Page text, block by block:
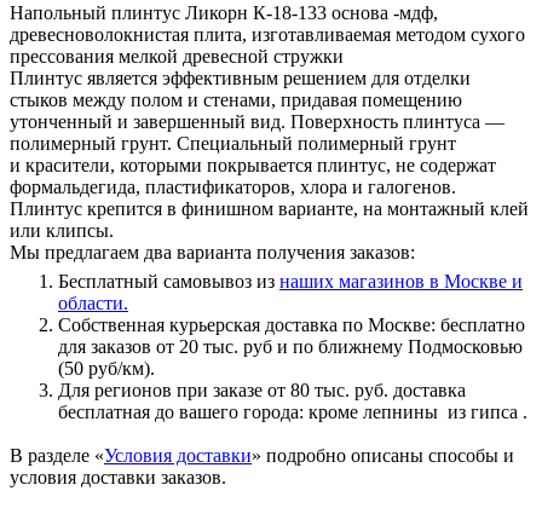
Напольный плинтус Ликорн К-18-133 основа -мдф,
древесноволокнистая плита, изготавливаемая методом сухого
прессования мелкой древесной стружки
Плинтус является эффективным решением для отделки
стыков между полом и стенами, придавая помещению
утонченный и завершенный вид. Поверхность плинтуса —
полимерный грунт. Специальный полимерный грунт
и красители, которыми покрывается плинтус, не содержат
формальдегида, пластификаторов, хлора и галогенов.
Плинтус крепится в финишном варианте, на монтажный клей
или клипсы.
Мы предлагаем два варианта получения заказов:
Бесплатный самовывоз из наших магазинов в Москве и
области.
Собственная курьерская доставка по Москве: бесплатно
для заказов от 20 тыс. руб и по ближнему Подмосковью
(50 руб/км).
Для регионов при заказе от 80 тыс. руб. доставка
бесплатная до вашего города: кроме лепнины из гипса .
В разделе «Условия доставки» подробно описаны способы и
условия доставки заказов.